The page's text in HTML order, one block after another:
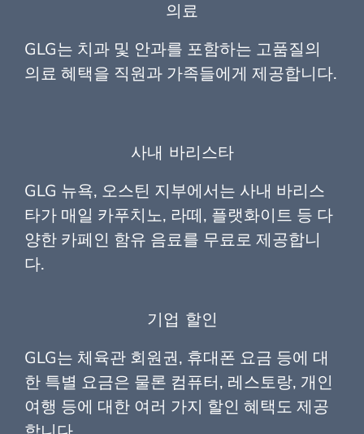
의료
GLG는 치과 및 안과를 포함하는 고품질의
의료 혜택을 직원과 가족들에게 제공합니다.
사내 바리스타
GLG 뉴욕, 오스틴 지부에서는 사내 바리스
타가 매일 카푸치노, 라떼, 플랫화이트 등 다
양한 카페인 함유 음료를 무료로 제공합니
다.
기업 할인
GLG는 체육관 회원권, 휴대폰 요금 등에 대
한 특별 요금은 물론 컴퓨터, 레스토랑, 개인
여행 등에 대한 여러 가지 할인 혜택도 제공